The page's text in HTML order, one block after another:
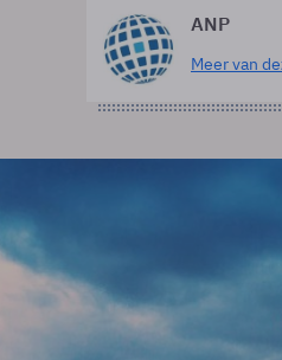
ANP
Meer van